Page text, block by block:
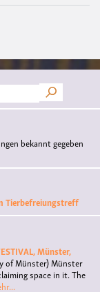
bekannt gegeben
Tierbefreiungstreff
Münster,
of Münster)Münster
space in it. The